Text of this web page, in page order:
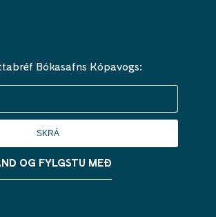
Bókasafns Kópavogs:
SKRÁ
OG FYLGSTU MEÐ